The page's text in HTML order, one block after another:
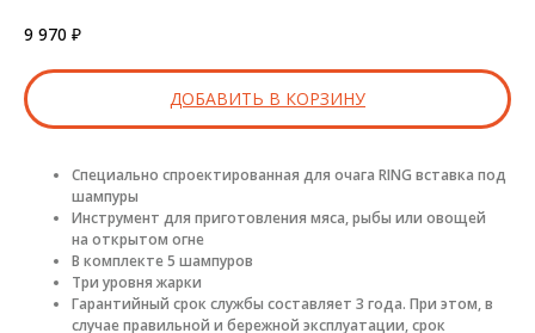
9 970 ₽
ДОБАВИТЬ В КОРЗИНУ
Специально спроектированная для очага RING вставка под
шампуры
Инструмент для приготовления мяса, рыбы или овощей
на открытом огне
В комплекте 5 шампуров
Три уровня жарки
Гарантийный срок службы составляет 3 года. При этом, в
случае правильной и бережной эксплуатации, срок